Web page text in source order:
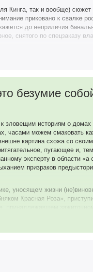
это делать в подобных
так и вообще не
и ищущих нечто
Кинга, так и вообще)
приковано к свалке
до неприличия
снятого по спецзаказу
безумие
зловещим историям о
часами можем смаковать
картина схожа со
пугающее и,
эксперту в области
призраков
уносящем жизни
Красная Роза»,
себе дурную
из Ватикана, или
прямиком в
особняка, безусловно,